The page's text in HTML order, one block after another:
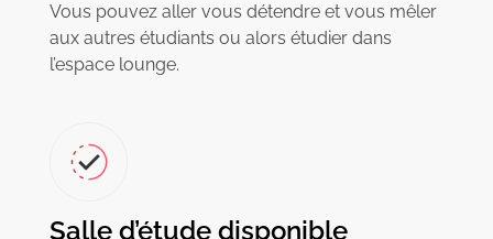
Vous pouvez aller vous détendre et vous mêler
aux autres étudiants ou alors étudier dans
l’espace lounge.
Salle d’étude disponible